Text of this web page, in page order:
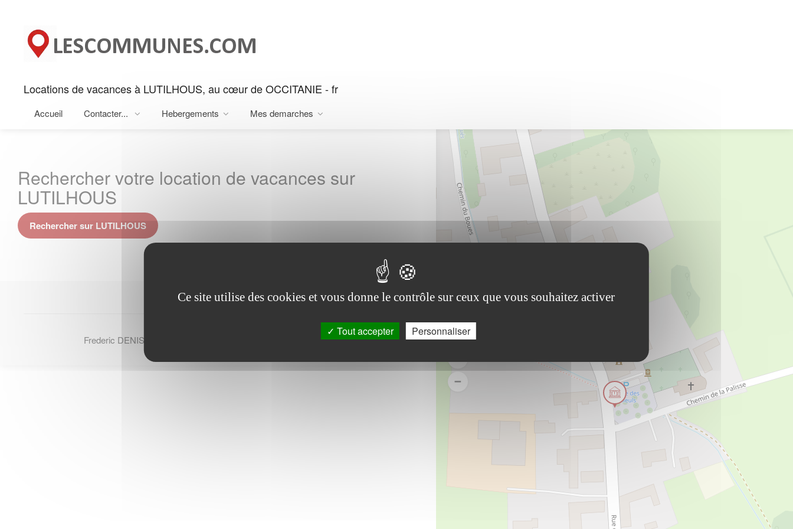
Locations de vacances à LUTILHOUS, au cœur de OCCITANIE - fr
Accueil Contacter... Hebergements Mes demarches
Rechercher votre location de vacances sur
LUTILHOUS
Rechercher sur LUTILHOUS
Frederic DENIS - © Tous droits reserves 2007-2026 Mentions legales
Ce site utilise des cookies et vous donne le contrôle sur ceux que vous souhaitez activer
Tout accepter Personnaliser